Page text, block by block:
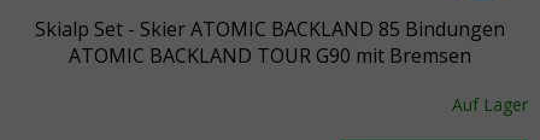
Skialp Set - Skier ATOMIC BACKLAND 85 Bindungen
ATOMIC BACKLAND TOUR G90 mit Bremsen
Auf Lager